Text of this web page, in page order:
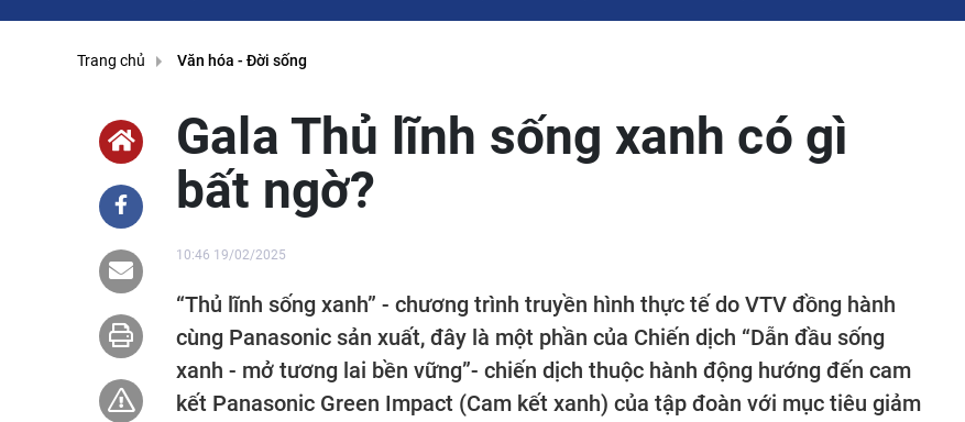
Trang chủ Văn hóa - Đời sống
Gala Thủ lĩnh sống xanh có gì
bất ngờ?
10:46 19/02/2025
“Thủ lĩnh sống xanh” - chương trình truyền hình thực tế do VTV đồng hành
cùng Panasonic sản xuất, đây là một phần của Chiến dịch “Dẫn đầu sống
xanh - mở tương lai bền vững”- chiến dịch thuộc hành động hướng đến cam
kết Panasonic Green Impact (Cam kết xanh) của tập đoàn với mục tiêu giảm